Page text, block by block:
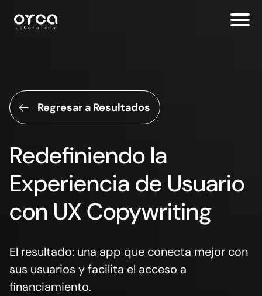
Regresar a Resultados
Redefiniendo la
Experiencia de Usuario
con UX Copywriting
El resultado: una app que conecta mejor con
sus usuarios y facilita el acceso a
financiamiento.